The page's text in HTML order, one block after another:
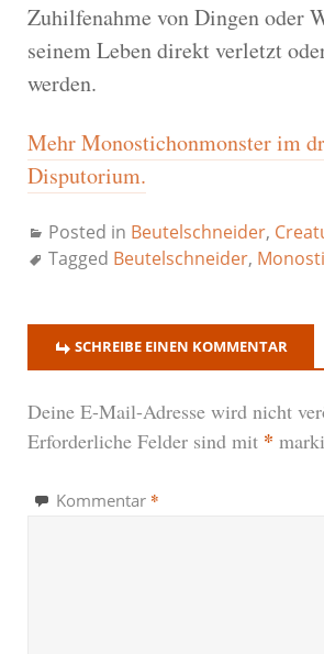
Zuhilfenahme von Dingen oder
seinem Leben direkt verletzt
werden.
Mehr Monostichonmonster im
Disputorium.
Posted in Beutelschneider,
Tagged Beutelschneider,
SCHREIBE EINEN KOMMENTAR
Deine E-Mail-Adresse wird nicht
Erforderliche Felder sind mit *
Kommentar *